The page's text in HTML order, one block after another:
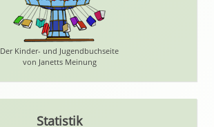
Der Kinder- und Jugendbuchseite
von Janetts Meinung
Statistik